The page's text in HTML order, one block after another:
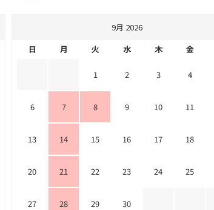
9月 2026
日
月 火 水 木 金
1 2 3 4
6 7 8 9 10 11
13 14 15 16 17 18
20 21 22 23 24 25
27 28 29 30